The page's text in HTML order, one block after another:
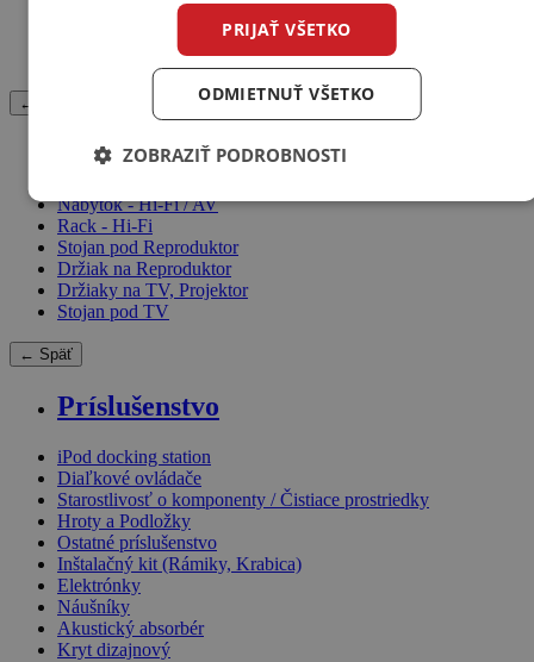
Splitter / Redukcie
Nástroje na výrobu káblov
Spojky / Redukcie
← Späť
Hi-Fi nábytok
Nábytok - Hi-Fi / AV
Rack - Hi-Fi
Stojan pod Reproduktor
Držiak na Reproduktor
Držiaky na TV, Projektor
Stojan pod TV
← Späť
Príslušenstvo
iPod docking station
Diaľkové ovládače
Starostlivosť o komponenty / Čistiace prostriedky
Hroty a Podložky
Ostatné príslušenstvo
Inštalačný kit (Rámiky, Krabica)
Elektrónky
Náušníky
Akustický absorbér
Kryt dizajnový
PRIJAŤ VŠETKO
ODMIETNUŤ VŠETKO
ZOBRAZIŤ PODROBNOSTI